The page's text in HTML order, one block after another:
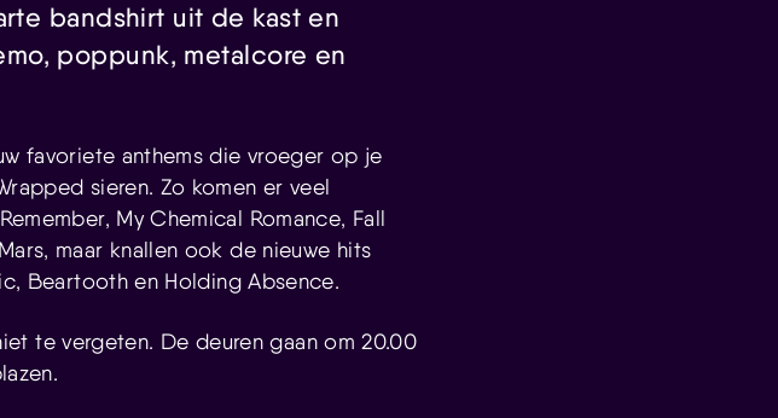
bandshirt uit de kast en
poppunk, metalcore en
favoriete anthems die vroeger op je
sieren. Zo komen er veel
My Chemical Romance, Fall
maar knallen ook de nieuwe hits
Beartooth en Holding Absence.
te vergeten. De deuren gaan om 20.00